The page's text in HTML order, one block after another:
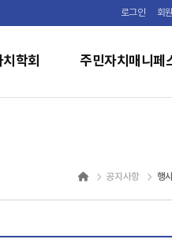
로그인 회
학회 주민자치매니페
공지사항 행